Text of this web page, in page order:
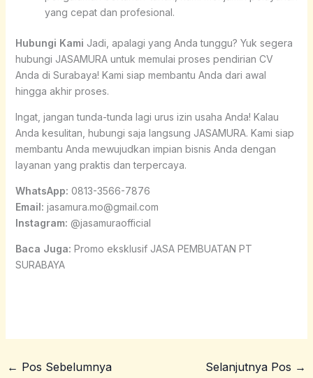
yang cepat dan profesional.
Hubungi Kami Jadi, apalagi yang Anda tunggu? Yuk segera
hubungi JASAMURA untuk memulai proses pendirian CV
Anda di Surabaya! Kami siap membantu Anda dari awal
hingga akhir proses.
Ingat, jangan tunda-tunda lagi urus izin usaha Anda! Kalau
Anda kesulitan, hubungi saja langsung JASAMURA. Kami siap
membantu Anda mewujudkan impian bisnis Anda dengan
layanan yang praktis dan terpercaya.
WhatsApp: 0813-3566-7876
Email: jasamura.mo@gmail.com
Instagram: @jasamuraofficial
Baca Juga: Promo eksklusif JASA PEMBUATAN PT
SURABAYA
← Pos Sebelumnya Selanjutnya Pos →